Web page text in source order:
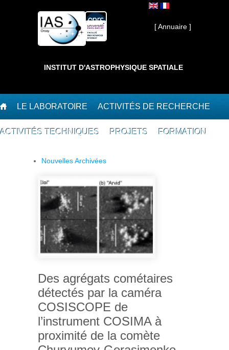
Interne ]
[ Annuaire ]
INSTITUT D'ASTROPHYSIQUE SPATIALE
LE LABORATOIRE ACTIVITÉS DE RECHERCHE
ACTIVITÉS TECHNIQUES PROJETS FORMATION
Nouvelles Archivées
Des agrégats cométaires
détectés par la caméra
COSISCOPE de
l’instrument COSIMA à
proximité de la comète